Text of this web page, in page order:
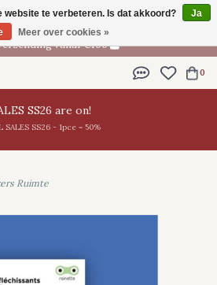
vanaf €100
0
SS26 are on!
SALES SS26 - 1pce = 50%
Ruimte
website te verbeteren. Is dat akkoord?
Ja
Meer over cookies »